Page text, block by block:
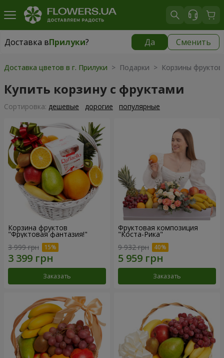
Доставка вПрилуки? Да Сменить
Доставка вПрилуки|
Доставка цветов в г. Прилуки > Подарки > Корзины фруктов
Купить корзину с фруктами
Cортировка: дешевые дорогие популярные
Корзина фруктов
"Фруктовая фантазия!"
3 999 грн
Заказать
Фруктовая композиция
"Коста-Рика"
9 932 грн
Заказать